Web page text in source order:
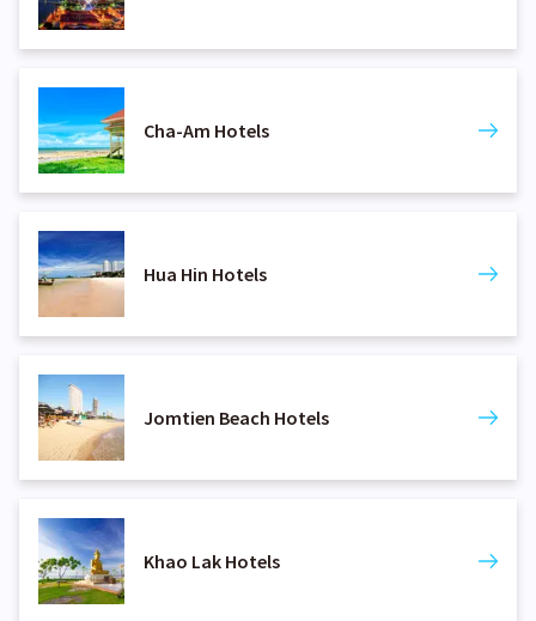
Cha-Am Hotels
Hua Hin Hotels
Jomtien Beach Hotels
Khao Lak Hotels